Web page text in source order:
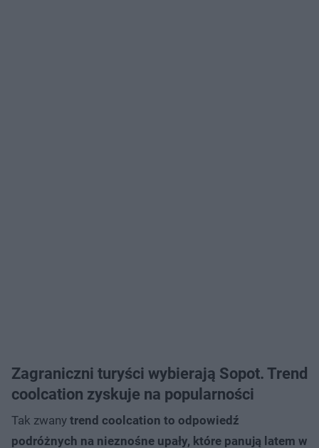
Zagraniczni turyści wybierają Sopot. Trend
coolcation zyskuje na popularności
Tak zwany trend coolcation to odpowiedź
podróżnych na nieznośne upały, które panują latem w